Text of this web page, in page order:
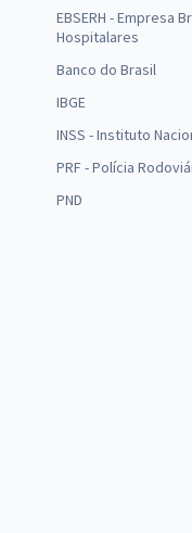
EBSERH - Empresa
Hospitalares
Banco do Brasil
IBGE
INSS - Instituto
PRF - Polícia
PND